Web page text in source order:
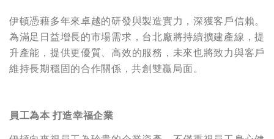
伊頓憑藉多年來卓越的研發與製造實力，深獲客戶信賴。
為滿足日益增長的市場需求，台北廠將持續擴建產線，提
升產能，提供更優質、高效的服務，未來也將致力與客戶
維持長期穩固的合作關係，共創雙贏局面。
員工為本 打造幸福企業